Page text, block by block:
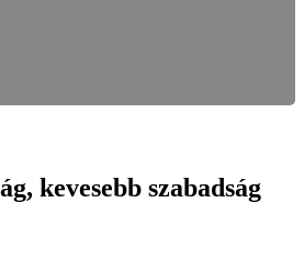
kevesebb szabadság